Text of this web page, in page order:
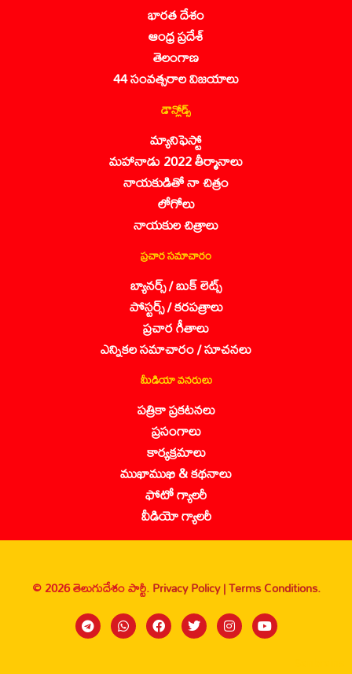
భారత దేశం
ఆంధ్ర ప్రదేశ్
తెలంగాణ
44 సంవత్సరాల విజయాలు
డౌన్లోడ్స్
మ్యానిఫెస్టో
మహానాడు 2022 తీర్మానాలు
నాయకుడితో నా చిత్రం
లోగోలు
నాయకుల చిత్రాలు
ప్రచార సమాచారం
బ్యానర్స్ / బుక్ లెట్స్
పోస్టర్స్ / కరపత్రాలు
ప్రచార గీతాలు
ఎన్నికల సమాచారం / సూచనలు
మీడియా వనరులు
పత్రికా ప్రకటనలు
ప్రసంగాలు
కార్యక్రమాలు
ముఖాముఖి & కథనాలు
ఫోటో గ్యాలరీ
వీడియో గ్యాలరీ
© 2026 తెలుగుదేశం పార్టీ.Privacy Policy |Terms Conditions.